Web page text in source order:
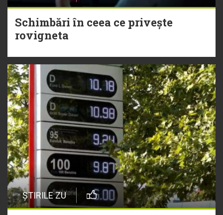
Schimbări în ceea ce privește
rovigneta
ȘTIRILE ZU